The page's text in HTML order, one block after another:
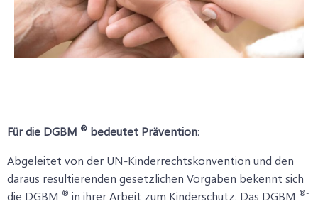
Für die DGBM ® bedeutet Prävention:
Abgeleitet von der UN-Kinderrechtskonvention und den
daraus resultierenden gesetzlichen Vorgaben bekennt sich
die DGBM ® in ihrer Arbeit zum Kinderschutz. Das DGBM ®-